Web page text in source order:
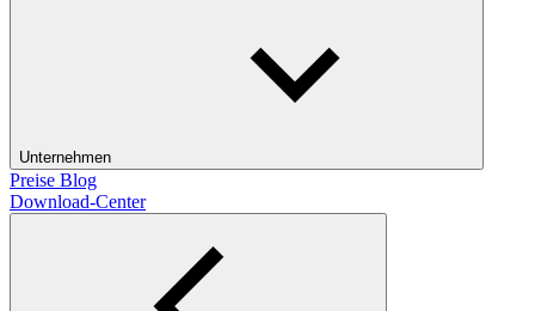
Unternehmen
Preise Blog
Download-Center